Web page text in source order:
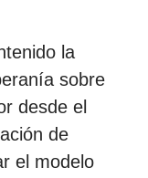
la
sobre
desde el
de
el modelo